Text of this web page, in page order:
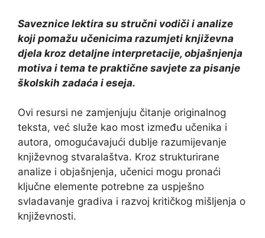
Saveznice lektira su stručni vodiči i analize
koji pomažu učenicima razumjeti književna
djela kroz detaljne interpretacije, objašnjenja
motiva i tema te praktične savjete za pisanje
školskih zadaća i eseja.
Ovi resursi ne zamjenjuju čitanje originalnog
teksta, već služe kao most između učenika i
autora, omogućavajući dublje razumijevanje
književnog stvaralaštva. Kroz strukturirane
analize i objašnjenja, učenici mogu pronaći
ključne elemente potrebne za uspješno
svladavanje gradiva i razvoj kritičkog mišljenja o
književnosti.